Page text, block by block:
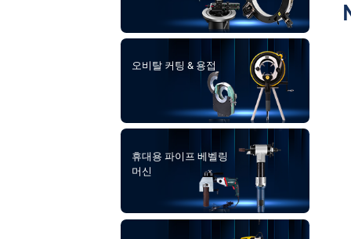
오비탈 커팅 & 용접
휴대용 파이프 베벨링
머신